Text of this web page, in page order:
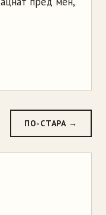
ПО-СТАРА →